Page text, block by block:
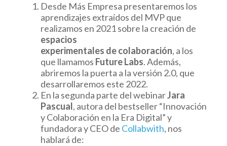
Desde Más Empresa presentaremos los
aprendizajes extraídos del MVP que
realizamos en 2021 sobre la creación de
espacios
experimentales de colaboración, a los
que llamamos Future Labs.Además,
abriremos la puerta a la versión 2.0, que
desarrollaremos este 2022.
En la segunda parte del webinarJara
Pascual, autora del bestseller “Innovación
y Colaboración en la Era Digital” y
fundadora y CEO de Collabwith, nos
hablará de: